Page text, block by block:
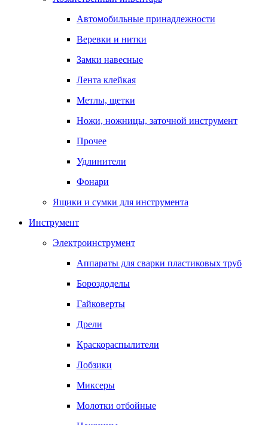
Автомобильные принадлежности
Веревки и нитки
Замки навесные
Лента клейкая
Метлы, щетки
Ножи, ножницы, заточной инструмент
Прочее
Удлинители
Фонари
Ящики и сумки для инструмента
Инструмент
Электроинструмент
Аппараты для сварки пластиковых труб
Бороздоделы
Гайковерты
Дрели
Краскораспылители
Лобзики
Миксеры
Молотки отбойные